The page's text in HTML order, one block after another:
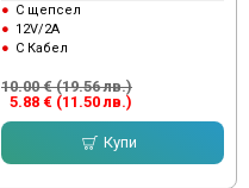
С щепсел
12V/2A
С Кабел
5.88 € (11.50 лв.)
10.00 € (19.56 лв.)
Купи